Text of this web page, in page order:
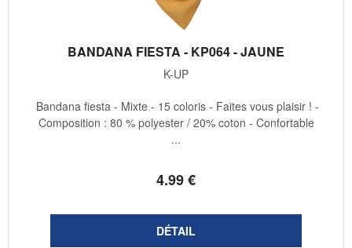
BANDANA FIESTA - KP064 - JAUNE
K-UP
4.99€
Bandana fiesta - Mixte - 15 coloris - Faites vous plaisir ! -
Composition : 80 % polyester / 20% coton - Confortable
...